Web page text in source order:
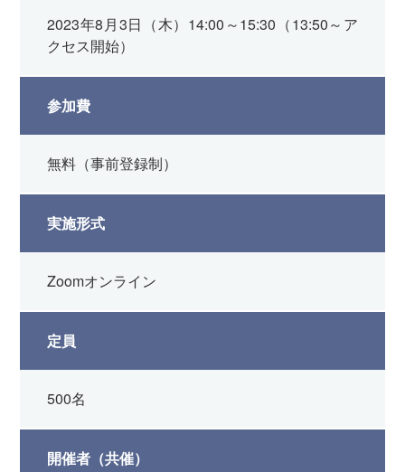
2023年8月3日（木）14:00～15:30（13:50～ア
クセス開始）
参加費
無料（事前登録制）
実施形式
Zoomオンライン
定員
500名
開催者（共催）